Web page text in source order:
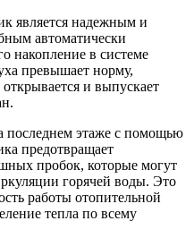
является надежным и
автоматически
накопление в системе
превышает норму,
и выпускает
последнем этаже с помощью
предотвращает
пробок, которые могут
горячей воды. Это
работы отопительной
тепла по всему